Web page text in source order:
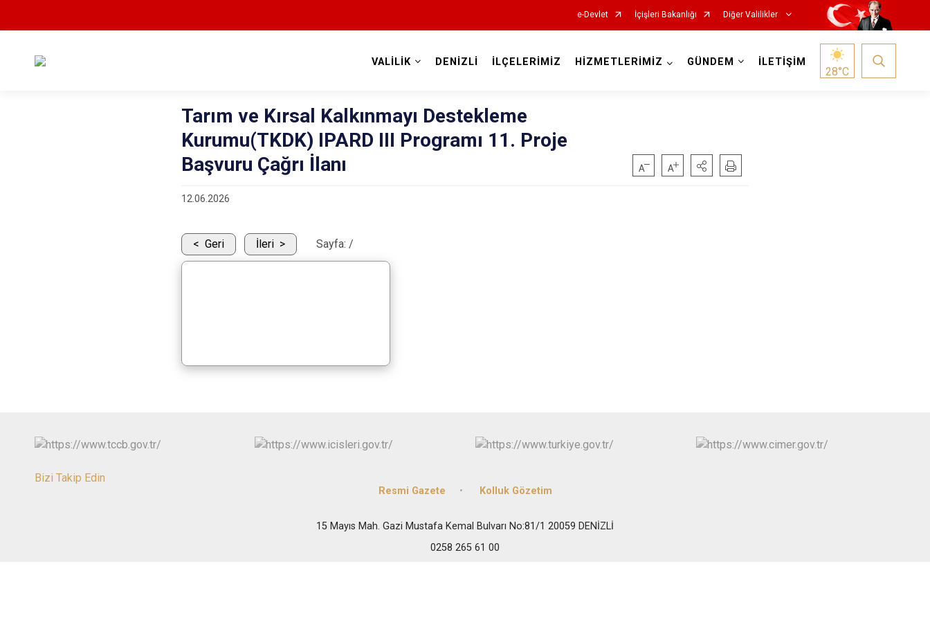
e-Devlet İçişleri Bakanlığı Diğer Valilikler
VALİLİK DENİZLİ İLÇELERİMİZ HİZMETLERİMİZ GÜNDEM İLETİŞİM
28°C
Tarım ve Kırsal Kalkınmayı Destekleme
Kurumu(TKDK) IPARD III Programı 11. Proje
Başvuru Çağrı İlanı
12.06.2026
Geri İleri Sayfa: /
Bizi Takip Edin
Resmi Gazete Kolluk Gözetim
15 Mayıs Mah. Gazi Mustafa Kemal Bulvarı No:81/1 20059 DENİZLİ
0258 265 61 00